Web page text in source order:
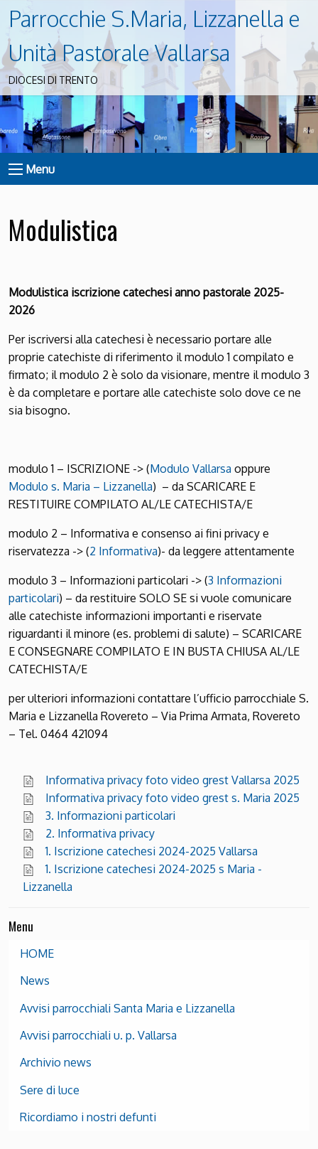
Parrocchie S.Maria, Lizzanella e
Unità Pastorale Vallarsa
DIOCESI DI TRENTO
Menu
Modulistica
Modulistica iscrizione catechesi anno pastorale 2025-
2026
Per iscriversi alla catechesi è necessario portare alle
proprie catechiste di riferimento il modulo 1 compilato e
firmato; il modulo 2 è solo da visionare, mentre il modulo 3
è da completare e portare alle catechiste solo dove ce ne
sia bisogno.
modulo 1 – ISCRIZIONE -> (Modulo Vallarsa oppure
Modulo s. Maria – Lizzanella) – da SCARICARE E
RESTITUIRE COMPILATO AL/LE CATECHISTA/E
modulo 2 – Informativa e consenso ai fini privacy e
riservatezza -> (2 Informativa)- da leggere attentamente
modulo 3 – Informazioni particolari -> (3 Informazioni
particolari) – da restituire SOLO SE si vuole comunicare
alle catechiste informazioni importanti e riservate
riguardanti il minore (es. problemi di salute) – SCARICARE
E CONSEGNARE COMPILATO E IN BUSTA CHIUSA AL/LE
CATECHISTA/E
per ulteriori informazioni contattare l’ufficio parrocchiale S.
Maria e Lizzanella Rovereto – Via Prima Armata, Rovereto
– Tel. 0464 421094
Informativa privacy foto video grest Vallarsa 2025
Informativa privacy foto video grest s. Maria 2025
3. Informazioni particolari
2. Informativa privacy
1. Iscrizione catechesi 2024-2025 Vallarsa
1. Iscrizione catechesi 2024-2025 s Maria -
Lizzanella
Menu
HOME
News
Avvisi parrocchiali Santa Maria e Lizzanella
Avvisi parrocchiali u. p. Vallarsa
Archivio news
Sere di luce
Ricordiamo i nostri defunti